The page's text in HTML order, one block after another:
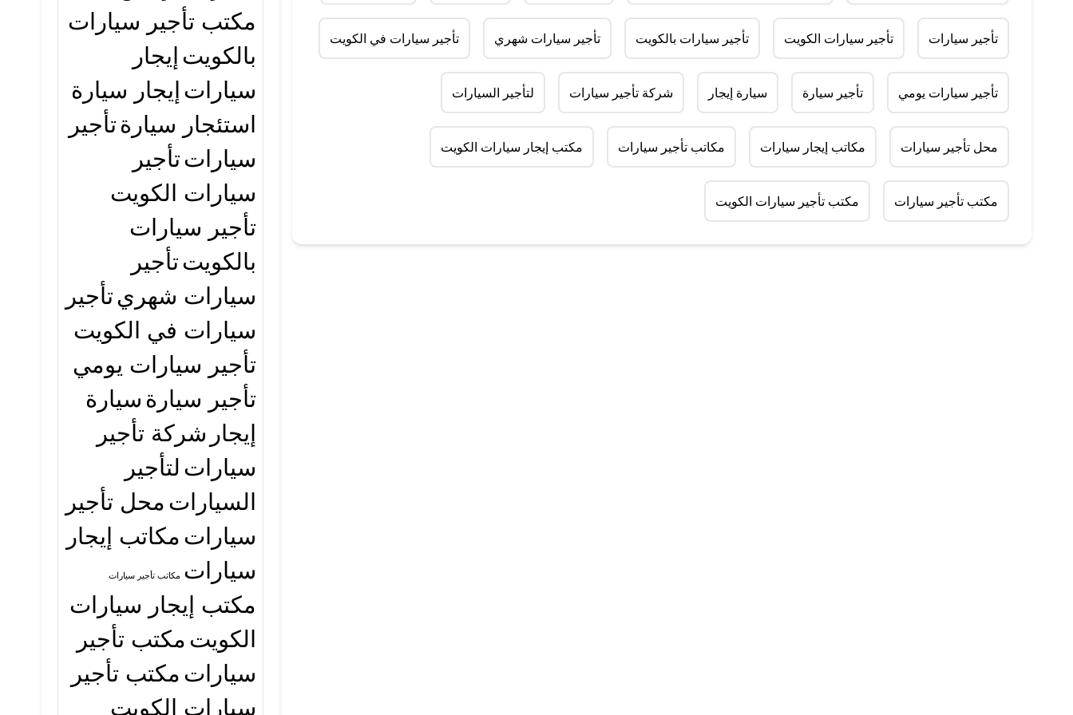
تأجير سيارات تأجير سيارات الكويت تأجير سيارات بالكويت تأجير سيارات شهري تأجير سيارات في الكويت
تأجير سيارات يومي تأجير سيارة سيارة إيجار شركة تأجير سيارات لتأجير السيارات
محل تأجير سيارات مكاتب إيجار سيارات مكاتب تأجير سيارات مكتب إيجار سيارات الكويت
مكتب تأجير سيارات مكتب تأجير سيارات الكويت
مكتب تأجير سيارات
بالكويتإيجار
سياراتإيجار سيارة
استئجار سيارةتأجير
سياراتتأجير
سيارات الكويت
تأجير سيارات
بالكويتتأجير
سيارات شهريتأجير
سيارات في الكويت
تأجير سيارات يومي
تأجير سيارة سيارة
إيجار شركة تأجير
سياراتلتأجير
السياراتمحل تأجير
سياراتمكاتب إيجار
سيارات مكاتب تأجير سيارات
مكتب إيجار سيارات
الكويتمكتب تأجير
سياراتمكتب تأجير
سيارات الكويت